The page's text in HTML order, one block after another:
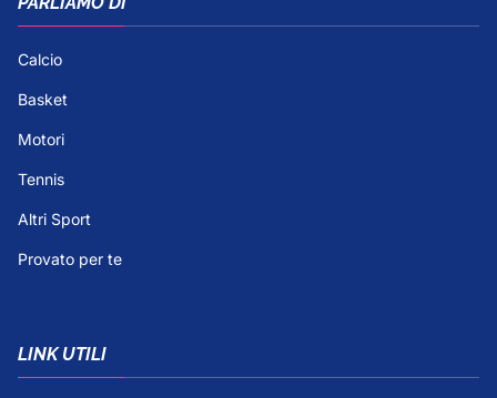
Calcio
Basket
Motori
Tennis
Altri Sport
Provato per te
LINK UTILI